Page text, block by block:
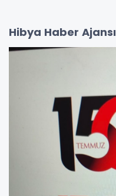
Hibya Haber Ajansı